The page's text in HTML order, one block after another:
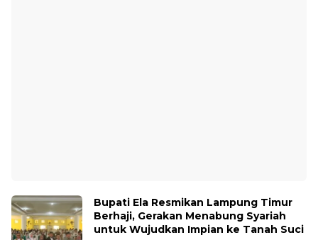
Bupati Ela Resmikan Lampung Timur
Berhaji, Gerakan Menabung Syariah
untuk Wujudkan Impian ke Tanah Suci